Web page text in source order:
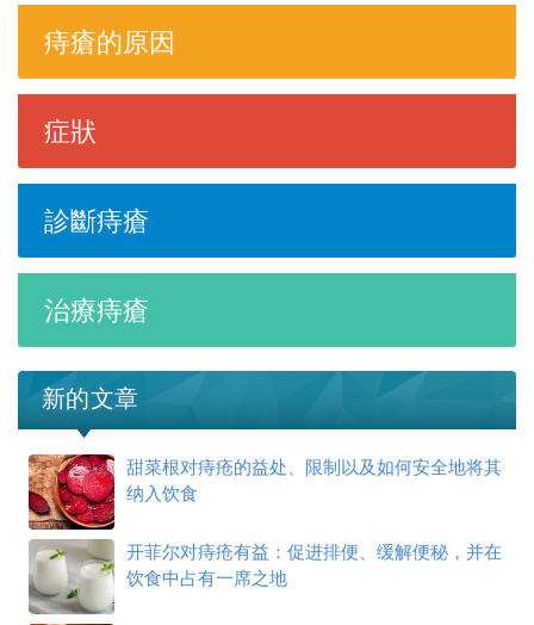
痔瘡的原因
症狀
診斷痔瘡
治療痔瘡
新的文章
甜菜根对痔疮的益处、限制以及如何安全地将其
纳入饮食
开菲尔对痔疮有益：促进排便、缓解便秘，并在
饮食中占有一席之地